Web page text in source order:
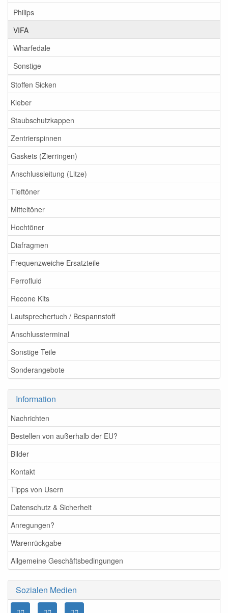
Philips
VIFA
Wharfedale
Sonstige
Stoffen Sicken
Kleber
Staubschutzkappen
Zentrierspinnen
Gaskets (Zierringen)
Anschlussleitung (Litze)
Tieftöner
Mitteltöner
Hochtöner
Diafragmen
Frequenzweiche Ersatzteile
Ferrofluid
Recone Kits
Lautsprechertuch / Bespannstoff
Anschlussterminal
Sonstige Teile
Sonderangebote
Information
Nachrichten
Bestellen von außerhalb der EU?
Bilder
Kontakt
Tipps von Usern
Datenschutz & Sicherheit
Anregungen?
Warenrückgabe
Allgemeine Geschäftsbedingungen
Sozialen Medien